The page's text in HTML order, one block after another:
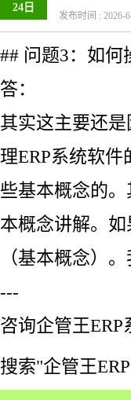
24日
发布时间 : 2026-
## 问题3：如何
答：
其实这主要还
理ERP系统软
些基本概念的
本概念讲解。
（基本概念）
---
咨询企管王ERP
搜索"企管王